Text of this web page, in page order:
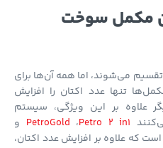
سوخت
می‌شوند، اما همه آن‌ها برای
عدد اکتان را افزایش
بر این ویژگی، سیستم
PetroGold، Petro 2 in1
و
بر افزایش عدد اکتان،